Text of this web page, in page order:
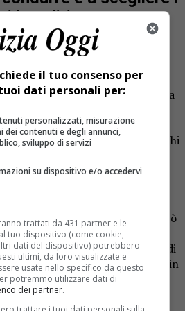
la politica
a fare il conduttore e a
il palco dell’Ariston e non si
artistico di Sanremo è
per parlare di musica
afferma in una nota il
deputato della Lega e
vigilanza Rai, che solo pochi
aveva detto Baglioni -. Non si può
di persone in movimento
persone. O dicendo: due li prendi
le misure che sono state messe in
all’altezza». Un’uscita che a
nulla: «Se questo governo è
il tuo consenso per
dati personali per:
personalizzati, misurazione
dei contenuti e degli annunci,
sviluppo di servizi
su dispositivo e/o accedervi
trattati da 431 partner e le
tuo dispositivo (come cookie,
dati del dispositivo) potrebbero
ultimi, da loro visualizzate e
usate nello specifico da questo
potremmo utilizzare dati di
dei partner.